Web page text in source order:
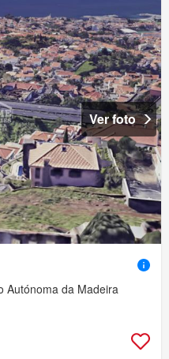
Ver foto
Autónoma da Madeira